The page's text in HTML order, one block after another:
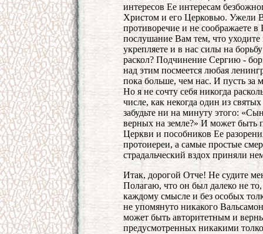
интересов Ее интересам
Христом и его Церковью. Ужели
противоречие и не соображаете
послушание Вам тем, что
укрепляете и в нас силы на
раскол? Подчинение Сергию -
над этим посмеется любая
пока больше, чем нас. И пусть за
Но я не сочту себя никогда
числе, как некогда один из
забудьте ни на минуту этого:
верных на земле?» И может быть
Церкви и пособников Ее
протоиереи, а самые простые
страдальческий вздох приняли
Итак, дорогой Отче! Не судите
Полагаю, что он был далеко не
каждому смысле и без особых
не упомянуто никакого
может быть авторитетным и
предусмотренных никакими